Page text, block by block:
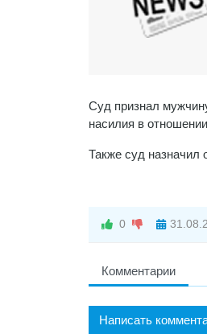
Суд признал
насилия в
Также суд
0
Комментарии
Написать